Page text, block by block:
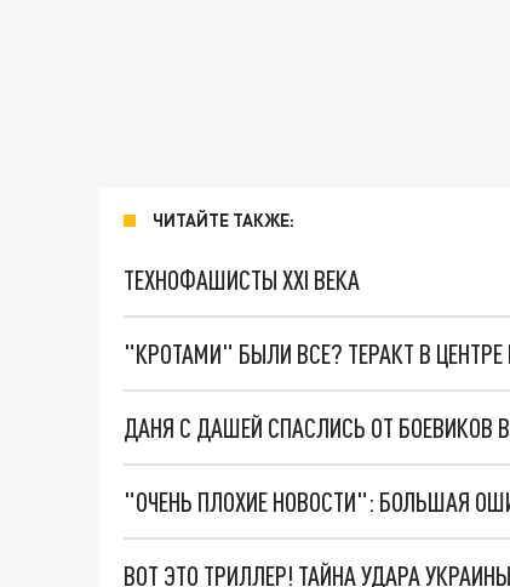
ЧИТАЙТЕ ТАКЖЕ:
ТЕХНОФАШИСТЫ XXI ВЕКА
"КРОТАМИ" БЫЛИ ВСЕ? ТЕРАКТ В
ДАНЯ С ДАШЕЙ СПАСЛИСЬ ОТ БОЕВИКОВ
ВОТ ЭТО ТРИЛЛЕР! ТАЙНА УДАРА